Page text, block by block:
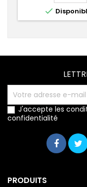

J'accepte les
confidentialité
PRODUITS